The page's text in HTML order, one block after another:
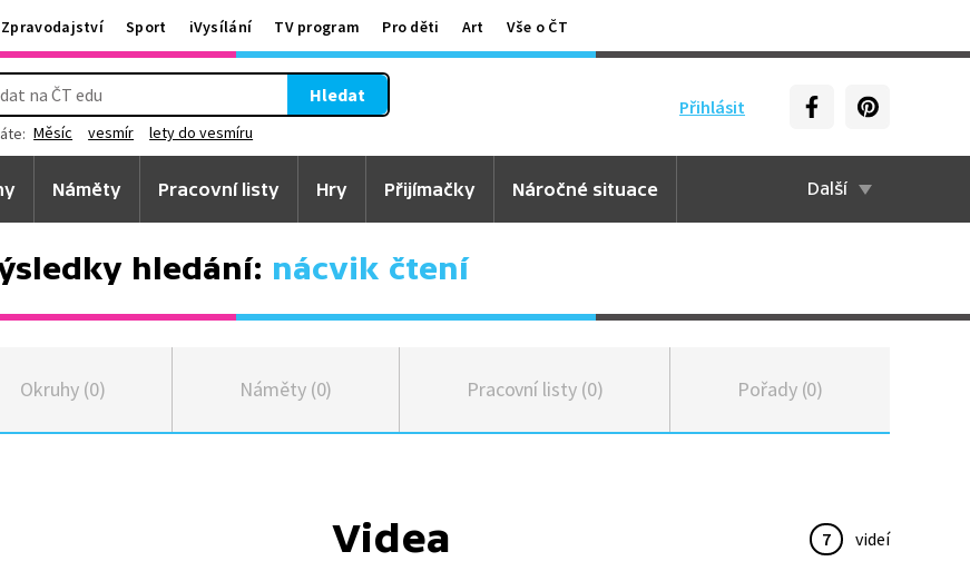
Zpravodajství Sport iVysílání TV program Pro děti Art Vše o ČT
Přihlásit
Hledat
Měsíc vesmír lety do vesmíru
Náměty Pracovní listy Hry Přijímačky Náročné situace Další
hledání: nácvik čtení
Okruhy (0) Náměty (0) Pracovní listy (0) Pořady (0)
Videa 7 videí